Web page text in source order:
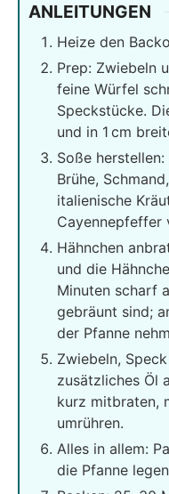
ANLEITUNGEN
Heize den
Prep: Zwiebeln
feine Würfel
Speckstücke.
und in 1 cm
Soße herstellen:
Brühe,
italienische
Cayennepfeffer
Hähnchen
und die
Minuten scharf
gebräunt sind;
der Pfanne
Zwiebeln,
zusätzliches Öl
kurz mitbraten,
umrühren.
Alles in allem:
die Pfanne